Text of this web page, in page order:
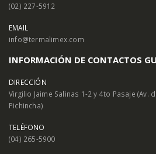
(02) 227-5912
EMAIL
info@termalimex.com
INFORMACIÓN DE CONTACTOS
DIRECCIÓN
Virgilio Jaime Salinas 1-2 y 4to Pasaje (Av.
Pichincha)
TELÉFONO
(04) 265-5900